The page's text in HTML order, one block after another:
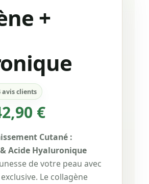
+
avis clients
prix
:
€.
€Le
actuel
est :
42,90 €.
Cutané :
Acide Hyaluronique
de votre peau avec
Le collagène